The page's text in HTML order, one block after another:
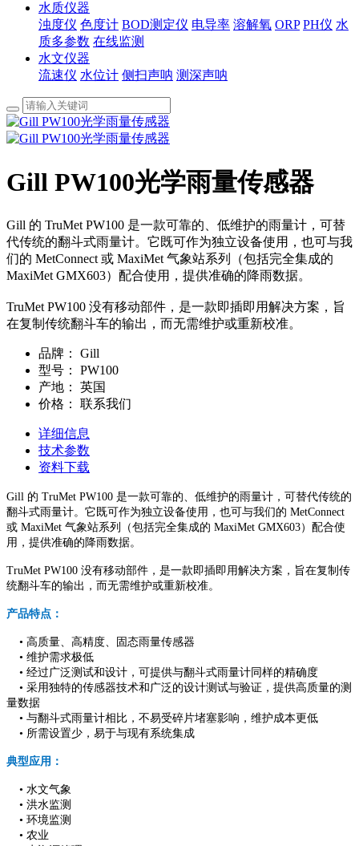
水质仪器
浊度仪 色度计 BOD测定仪 电导率 溶解氧 ORP PH仪 水
质多参数 在线监测
水文仪器
流速仪 水位计 侧扫声呐 测深声呐
Gill PW100光学雨量传感器
Gill 的 TruMet PW100 是一款可靠的、低维护的雨量计，可替
代传统的翻斗式雨量计。它既可作为独立设备使用，也可与我
们的 MetConnect 或 MaxiMet 气象站系列（包括完全集成的
MaxiMet GMX603）配合使用，提供准确的降雨数据。
TruMet PW100 没有移动部件，是一款即插即用解决方案，旨
在复制传统翻斗车的输出，而无需维护或重新校准。
品牌：
Gill
型号：
PW100
产地：
英国
价格：
联系我们
详细信息
技术参数
资料下载
Gill 的 TruMet PW100 是一款可靠的、低维护的雨量计，可替代传统的
翻斗式雨量计。它既可作为独立设备使用，也可与我们的 MetConnect
或 MaxiMet 气象站系列（包括完全集成的 MaxiMet GMX603）配合使
用，提供准确的降雨数据。
TruMet PW100 没有移动部件，是一款即插即用解决方案，旨在复制传
统翻斗车的输出，而无需维护或重新校准。
产品特点：
• 高质量、高精度、固态雨量传感器
• 维护需求极低
• 经过广泛测试和设计，可提供与翻斗式雨量计同样的精确度
• 采用独特的传感器技术和广泛的设计测试与验证，提供高质量的测
量数据
• 与翻斗式雨量计相比，不易受碎片堵塞影响，维护成本更低
• 所需设置少，易于与现有系统集成
典型应用：
• 水文气象
• 洪水监测
• 环境监测
• 农业